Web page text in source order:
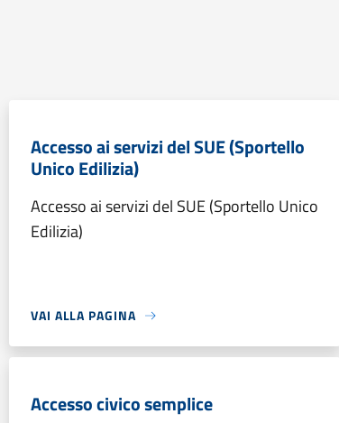
Accesso ai servizi del SUE (Sportello
Unico Edilizia)
Accesso ai servizi del SUE (Sportello Unico
Edilizia)
VAI ALLA PAGINA
Accesso civico semplice